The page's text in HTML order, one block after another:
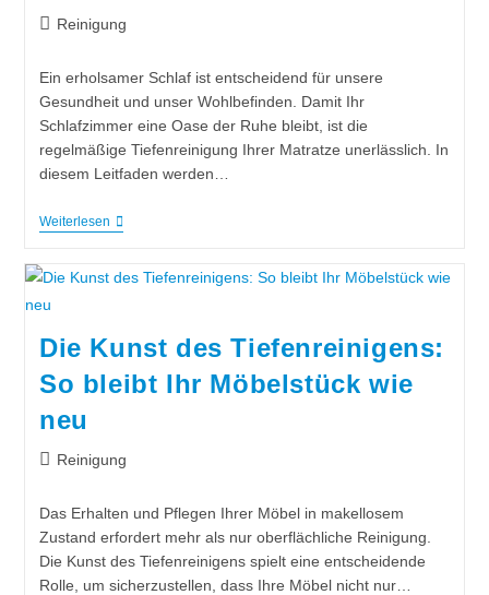
Reinigung
Ein erholsamer Schlaf ist entscheidend für unsere
Gesundheit und unser Wohlbefinden. Damit Ihr
Schlafzimmer eine Oase der Ruhe bleibt, ist die
regelmäßige Tiefenreinigung Ihrer Matratze unerlässlich. In
diesem Leitfaden werden…
Weiterlesen
Die Kunst des Tiefenreinigens:
So bleibt Ihr Möbelstück wie
neu
Reinigung
Das Erhalten und Pflegen Ihrer Möbel in makellosem
Zustand erfordert mehr als nur oberflächliche Reinigung.
Die Kunst des Tiefenreinigens spielt eine entscheidende
Rolle, um sicherzustellen, dass Ihre Möbel nicht nur…